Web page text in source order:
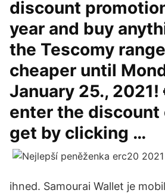
discount
year and buy
the Tescomy
cheaper until
January 25., 2021!
enter the discount
get by clicking …
ihned. Samourai Wallet je